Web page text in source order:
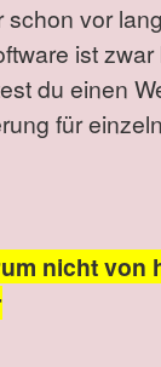
vor
ist
du einen
für
nicht